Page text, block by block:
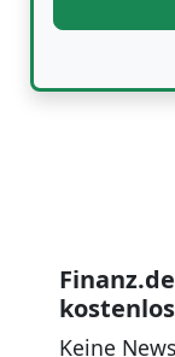
Keine